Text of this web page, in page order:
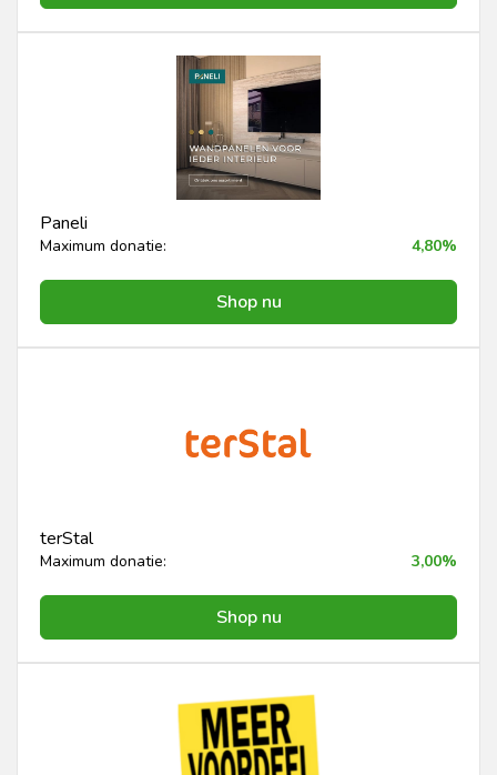
Paneli
Maximum donatie: 4,80%
Shop nu
terStal
Maximum donatie: 3,00%
Shop nu